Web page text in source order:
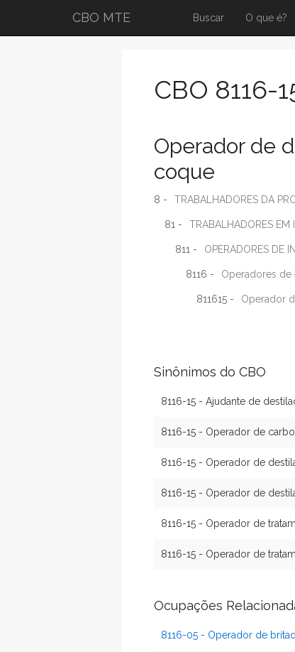
CBO MTE Buscar O que é?
CBO 8116-
Operador de
coque
8 - TRABALHADORES DA
81 - TRABALHADORES EM
811 - OPERADORES DE
8116 - Operadores
811615 - Operador
Sinônimos do CBO
8116-15 - Ajudante de
8116-15 - Operador de
8116-15 - Operador de
8116-15 - Operador de
8116-15 - Operador de
8116-15 - Operador de
Ocupações
8116-05 - Operador de